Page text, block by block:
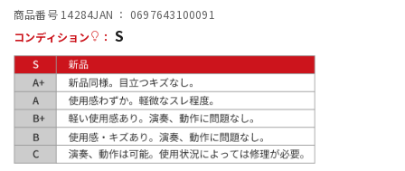
配信/ライブ機器
中古
商品番号 14284JAN ： 0697643100091
コンディション
： S